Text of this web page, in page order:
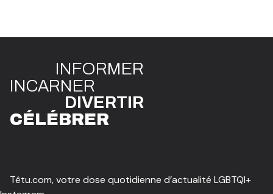
INFORMER
INCARNER
DIVERTIR
CÉLÉBRER
Têtu.com, votre dose quotidienne d’actualité LGBTQI+